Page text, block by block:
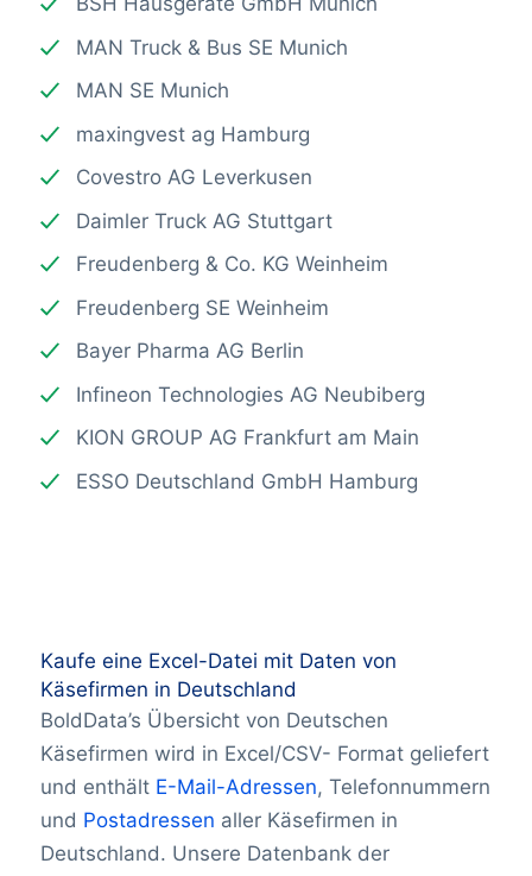
MAN Truck & Bus SE Munich
MAN SE Munich
maxingvest ag Hamburg
Covestro AG Leverkusen
Daimler Truck AG Stuttgart
Freudenberg & Co. KG Weinheim
Freudenberg SE Weinheim
Bayer Pharma AG Berlin
Infineon Technologies AG Neubiberg
KION GROUP AG Frankfurt am Main
ESSO Deutschland GmbH Hamburg
Kaufe eine Excel-Datei mit Daten von
Käsefirmen in Deutschland
BoldData’s Übersicht von Deutschen
Käsefirmen wird in Excel/CSV- Format geliefert
und enthält E-Mail-Adressen, Telefonnummern
und Postadressen aller Käsefirmen in
Deutschland. Unsere Datenbank der